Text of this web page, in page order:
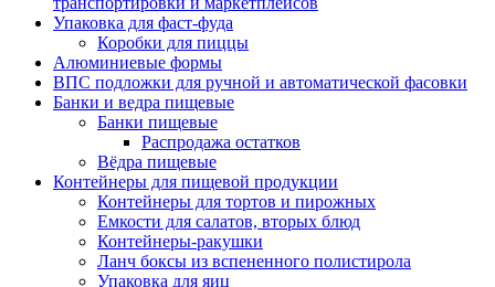
Упаковка для фаст-фуда
Коробки для пиццы
Алюминиевые формы
ВПС подложки для ручной и автоматической фасовки
Банки и ведра пищевые
Банки пищевые
Распродажа остатков
Вёдра пищевые
Контейнеры для пищевой продукции
Контейнеры для тортов и пирожных
Емкости для салатов, вторых блюд
Контейнеры-ракушки
Ланч боксы из вспененного полистирола
Упаковка для яиц